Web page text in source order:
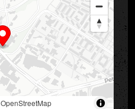
OpenStreetMap